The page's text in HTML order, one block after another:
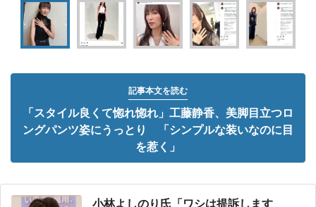
記事本文を読む
「スタイル良くて惚れ惚れ」工藤静香、美脚目立つロ
ングパンツ姿にうっとり 「シンプルな装いなのに目
を惹く」
小林よしのり氏「ワシは提訴します